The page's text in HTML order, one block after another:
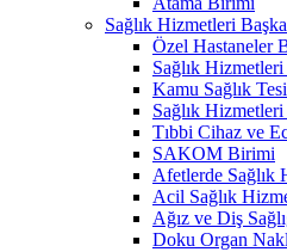
Sağlık Hizmetleri
Özel Hastaneler
Sağlık
Kamu Sağlık
Sağlık
Tıbbi Cihaz ve
SAKOM Birimi
Afetlerde Sağlık
Acil Sağlık
Ağız ve Diş
Doku Organ